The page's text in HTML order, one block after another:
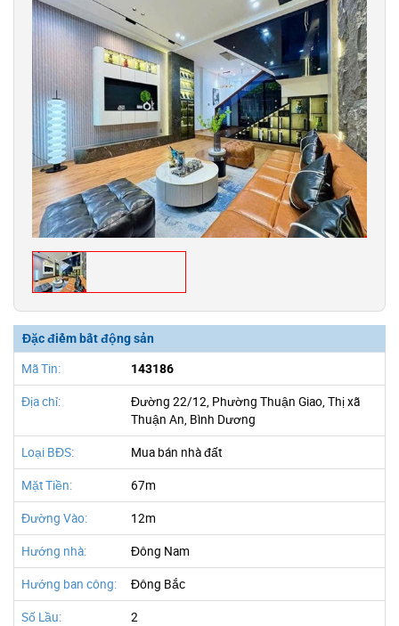
Đặc điểm bất động sản
Mã Tin: 143186
Địa chỉ:
Đường 22/12, Phường Thuận Giao, Thị xã
Thuận An, Bình Dương
Loại BĐS: Mua bán nhà đất
Mặt Tiền: 67m
Đường Vào: 12m
Hướng nhà: Đông Nam
Hướng ban công: Đông Bắc
Số Lầu: 2